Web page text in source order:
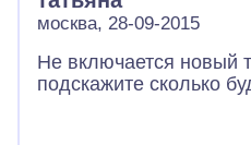
антенны от приёмной
я механик и в
что-то поняли из
дальше. Жаль
москва, 28-09-2015
Не включается новый
подскажите сколько